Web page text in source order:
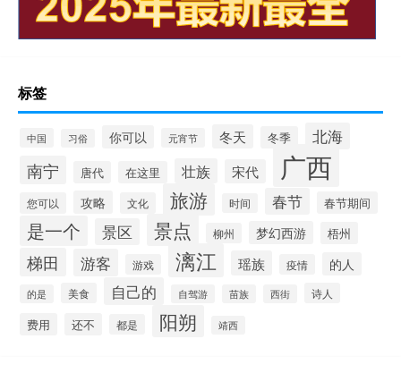
标签
中国 习俗 你可以 元宵节 冬天 冬季 北海
南宁 唐代 在这里 壮族 宋代 广西
您可以 攻略 文化 旅游 时间 春节 春节期间
是一个 景区 景点 柳州 梦幻西游 梧州
梯田 游客 游戏 漓江 瑶族 疫情 的人
的是 美食 自己的 自驾游 苗族 西街 诗人
费用 还不 都是 阳朔 靖西